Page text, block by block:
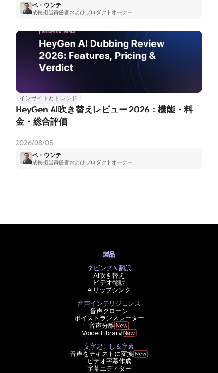
ペ・ウンテ
成長担当責任者およびプロダクトオーナー
インサイトとトレンド
HeyGen AI吹き替えレビュー 2026：機能・料
金・総合評価
2026/08/05
ペ・ウンテ
成長担当責任者およびプロダクトオーナー
製品
ダビング＆翻訳
AI吹き替え
ビデオ翻訳
AIリップシンク
音声インテリジェンス
音声クローン
ボイストランスレーター
音声分離
Voice Library
文字起こし＆字幕
音声をテキストに変換
ビデオ字幕作成
字幕エディター